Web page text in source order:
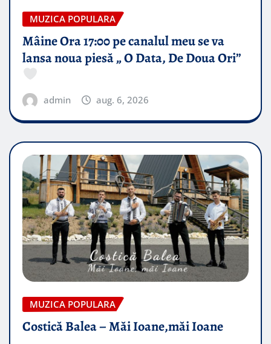
MUZICA POPULARA
Mâine Ora 17:00 pe canalul meu se va
lansa noua piesă „ O Data, De Doua Ori”
admin aug. 6, 2026
MUZICA POPULARA
Costică Balea – Măi Ioane,măi Ioane